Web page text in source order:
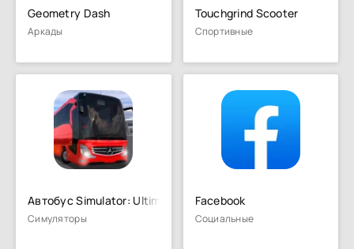
Geometry Dash
Аркады
Touchgrind Scooter
Спортивные
Автобус Simulator: Ultimate
Симуляторы
Facebook
Социальные